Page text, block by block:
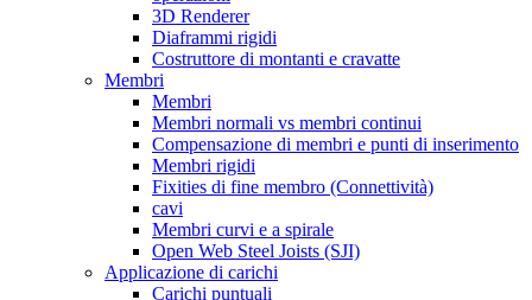
3D Renderer
Diaframmi rigidi
Costruttore di montanti e cravatte
Membri
Membri
Membri normali vs membri continui
Compensazione di membri e punti di inserimento
Membri rigidi
Fixities di fine membro (Connettività)
cavi
Membri curvi e a spirale
Open Web Steel Joists (SJI)
Applicazione di carichi
Carichi puntuali